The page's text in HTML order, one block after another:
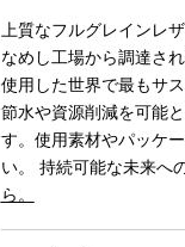
上質なフルグレインレ
なめし工場から調達さ
使用した世界で最もサ
節水や資源削減を可能
す。使用素材やパッケ
い。 持続可能な未来へ
ら。